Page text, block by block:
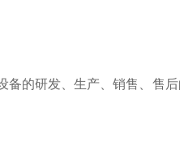
备的研发、生产、销售、售